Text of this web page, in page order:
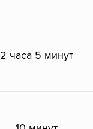
2 часа 5 минут